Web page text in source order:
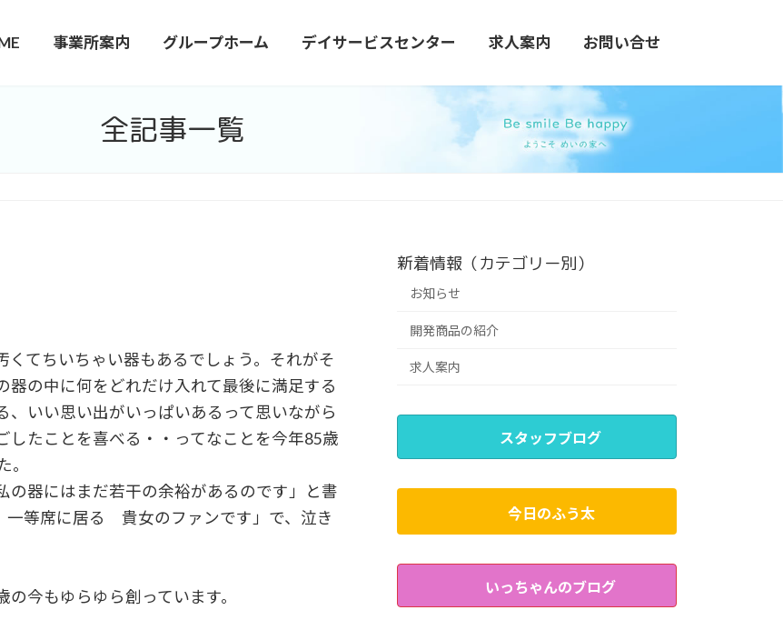
事業所案内 グループホーム デイサービスセンター 求人案内 お問い合せ
全記事一覧
てちいちゃい器もあるでしょう。それがそ
の中に何をどれだけ入れて最後に満足する
いい思い出がいっぱいあるって思いながら
たことを喜べる・・ってなことを今年85歳
。
の器にはまだ若干の余裕があるのです」と書
一等席に居る 貴女のファンです」で、泣き
今もゆらゆら創っています。
新着情報（カテゴリー別）
お知らせ
開発商品の紹介
求人案内
スタッフブログ
今日のふう太
いっちゃんのブログ